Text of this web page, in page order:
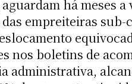
há meses
empreiteiras
nos boletins de
administrativa,